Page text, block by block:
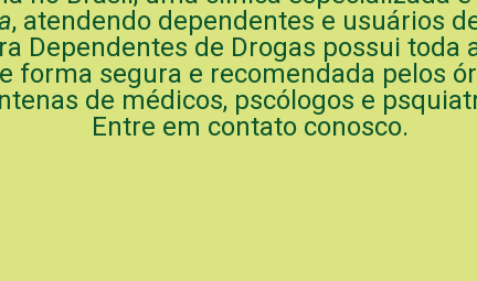
, atendendo dependentes e usuários
Dependentes de Drogas possui
forma segura e recomendada pelos
de médicos, pscólogos e
Entre em contato conosco.